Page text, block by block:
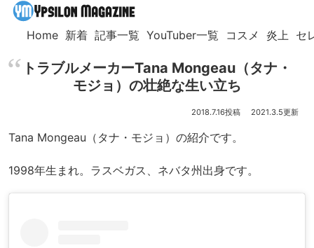
Home 新着 記事一覧 YouTuber一覧 コスメ 炎上 セ
トラブルメーカーTana Mongeau（タナ・
モジョ）の壮絶な生い立ち
2018.7.16 2021.3.5
Tana Mongeau（タナ・モジョ）の紹介です。
1998年生まれ。ラスベガス、ネバタ州出身です。